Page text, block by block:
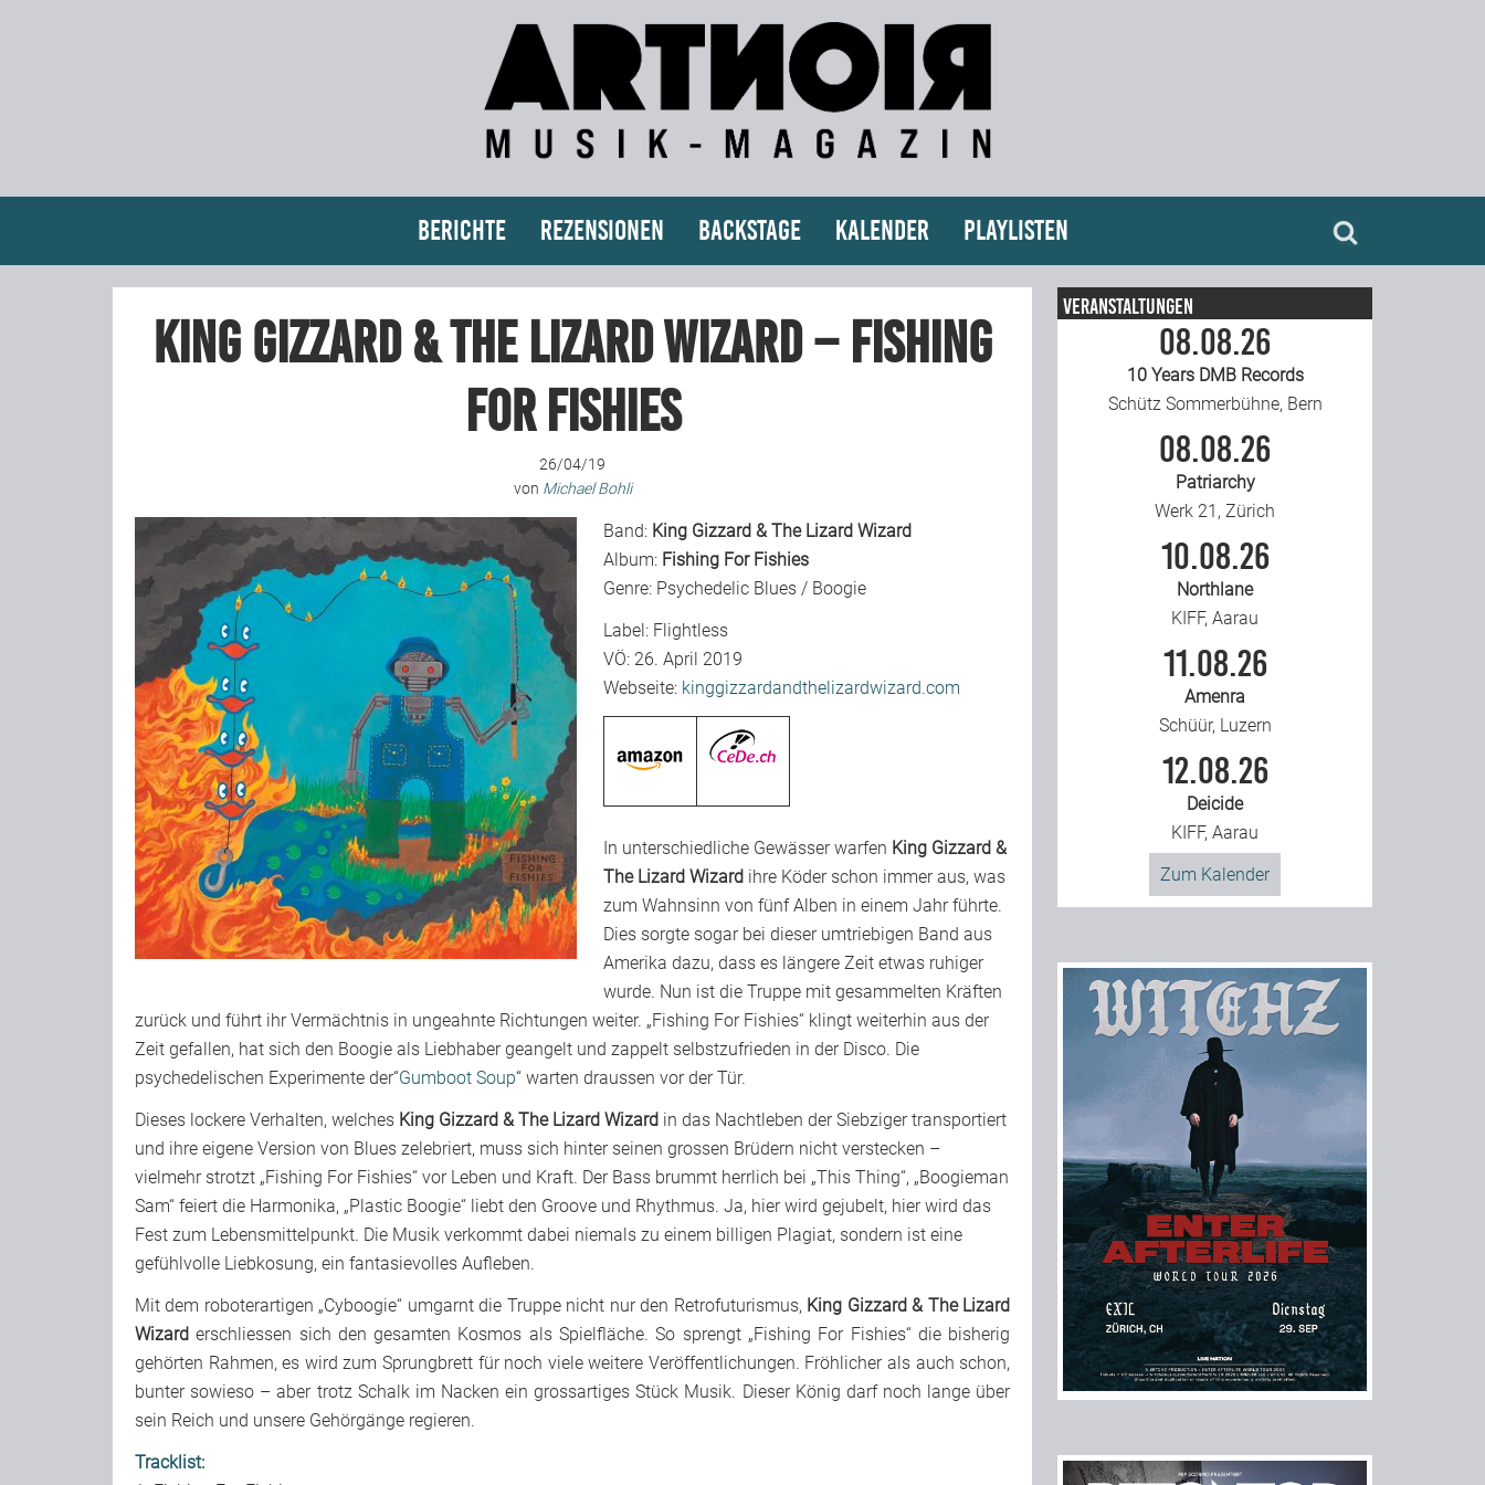
Berichte Rezensionen Backstage Kalender Playlisten
King Gizzard & The Lizard Wizard – Fishing
For Fishies
26/04/19
von Michael Bohli
Band: King Gizzard & The Lizard Wizard
Album: Fishing For Fishies
Genre: Psychedelic Blues / Boogie
Label: Flightless
VÖ: 26. April 2019
Webseite: kinggizzardandthelizardwizard.com
In unterschiedliche Gewässer warfen King Gizzard &
The Lizard Wizard ihre Köder schon immer aus, was
zum Wahnsinn von fünf Alben in einem Jahr führte.
Dies sorgte sogar bei dieser umtriebigen Band aus
Amerika dazu, dass es längere Zeit etwas ruhiger
wurde. Nun ist die Truppe mit gesammelten Kräften
zurück und führt ihr Vermächtnis in ungeahnte Richtungen weiter. „Fishing For Fishies“ klingt weiterhin aus der
Zeit gefallen, hat sich den Boogie als Liebhaber geangelt und zappelt selbstzufrieden in der Disco. Die
psychedelischen Experimente der“Gumboot Soup“ warten draussen vor der Tür.
Dieses lockere Verhalten, welches King Gizzard & The Lizard Wizard in das Nachtleben der Siebziger transportiert
und ihre eigene Version von Blues zelebriert, muss sich hinter seinen grossen Brüdern nicht verstecken –
vielmehr strotzt „Fishing For Fishies“ vor Leben und Kraft. Der Bass brummt herrlich bei „This Thing“, „Boogieman
Sam“ feiert die Harmonika, „Plastic Boogie“ liebt den Groove und Rhythmus. Ja, hier wird gejubelt, hier wird das
Fest zum Lebensmittelpunkt. Die Musik verkommt dabei niemals zu einem billigen Plagiat, sondern ist eine
gefühlvolle Liebkosung, ein fantasievolles Aufleben.
Mit dem roboterartigen „Cyboogie“ umgarnt die Truppe nicht nur den Retrofuturismus, King Gizzard & The Lizard
Wizard erschliessen sich den gesamten Kosmos als Spielfläche. So sprengt „Fishing For Fishies“ die bisherig
gehörten Rahmen, es wird zum Sprungbrett für noch viele weitere Veröffentlichungen. Fröhlicher als auch schon,
bunter sowieso – aber trotz Schalk im Nacken ein grossartiges Stück Musik. Dieser König darf noch lange über
sein Reich und unsere Gehörgänge regieren.
Tracklist:
Veranstaltungen
08.08.26
10 Years DMB Records
Schütz Sommerbühne, Bern
08.08.26
Patriarchy
Werk 21, Zürich
10.08.26
Northlane
KIFF, Aarau
11.08.26
Amenra
Schüür, Luzern
12.08.26
Deicide
KIFF, Aarau
Zum Kalender